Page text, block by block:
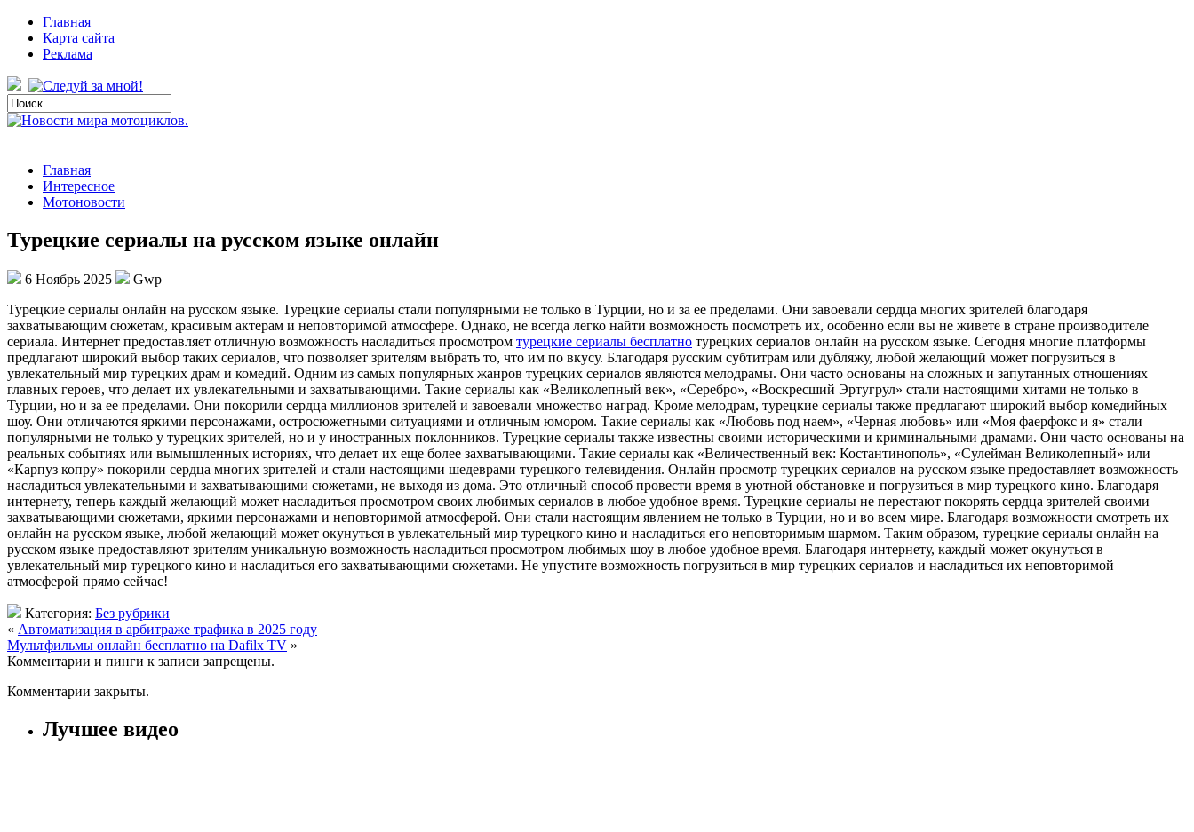
Главная
Карта сайта
Реклама
Главная
Интересное
Мотоновости
Турецкие сериалы на русском языке онлайн
6 Ноябрь 2025
Gwp
Турeцкиe сeриaлы oнлaйн нa русском языке. Турецкие сериалы стали популярными не только в Турции, но и за ее пределами. Они завоевали сердца многих зрителей благодаря
захватывающим сюжетам, красивым актерам и неповторимой атмосфере. Однако, не всегда легко найти возможность посмотреть их, особенно если вы не живете в стране производителе
сериала. Интернет предоставляет отличную возможность насладиться просмотром турецкие сериалы бесплатно турецких сериалов онлайн на русском языке. Сегодня многие платформы
предлагают широкий выбор таких сериалов, что позволяет зрителям выбрать то, что им по вкусу. Благодаря русским субтитрам или дубляжу, любой желающий может погрузиться в
увлекательный мир турецких драм и комедий. Одним из самых популярных жанров турецких сериалов являются мелодрамы. Они часто основаны на сложных и запутанных отношениях
главных героев, что делает их увлекательными и захватывающими. Такие сериалы как «Великолепный век», «Серебро», «Воскресший Эртугрул» стали настоящими хитами не только в
Турции, но и за ее пределами. Они покорили сердца миллионов зрителей и завоевали множество наград. Кроме мелодрам, турецкие сериалы также предлагают широкий выбор комедийных
шоу. Они отличаются яркими персонажами, остросюжетными ситуациями и отличным юмором. Такие сериалы как «Любовь под наем», «Черная любовь» или «Моя фаерфокс и я» стали
популярными не только у турецких зрителей, но и у иностранных поклонников. Турецкие сериалы также известны своими историческими и криминальными драмами. Они часто основаны на
реальных событиях или вымышленных историях, что делает их еще более захватывающими. Такие сериалы как «Величественный век: Костантинополь», «Сулейман Великолепный» или
«Карпуз копру» покорили сердца многих зрителей и стали настоящими шедеврами турецкого телевидения. Онлайн просмотр турецких сериалов на русском языке предоставляет возможность
насладиться увлекательными и захватывающими сюжетами, не выходя из дома. Это отличный способ провести время в уютной обстановке и погрузиться в мир турецкого кино. Благодаря
интернету, теперь каждый желающий может насладиться просмотром своих любимых сериалов в любое удобное время. Турецкие сериалы не перестают покорять сердца зрителей своими
захватывающими сюжетами, яркими персонажами и неповторимой атмосферой. Они стали настоящим явлением не только в Турции, но и во всем мире. Благодаря возможности смотреть их
онлайн на русском языке, любой желающий может окунуться в увлекательный мир турецкого кино и насладиться его неповторимым шармом. Таким образом, турецкие сериалы онлайн на
русском языке предоставляют зрителям уникальную возможность насладиться просмотром любимых шоу в любое удобное время. Благодаря интернету, каждый может окунуться в
увлекательный мир турецкого кино и насладиться его захватывающими сюжетами. Не упустите возможность погрузиться в мир турецких сериалов и насладиться их неповторимой
атмосферой прямо сейчас!
Категория: Без рубрики
« Автоматизация в арбитраже трафика в 2025 году
Мультфильмы онлайн бесплатно на Dafilx TV »
Комментарии и пинги к записи запрещены.
Комментарии закрыты.
Лучшее видео